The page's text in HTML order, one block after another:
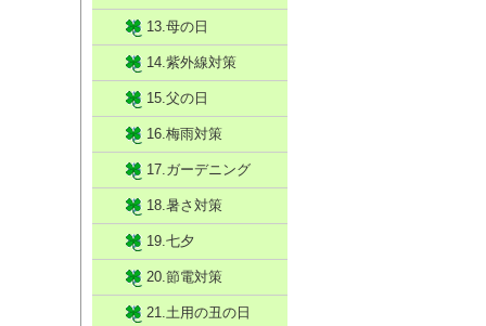
13.母の日
14.紫外線対策
15.父の日
16.梅雨対策
17.ガーデニング
18.暑さ対策
19.七夕
20.節電対策
21.土用の丑の日